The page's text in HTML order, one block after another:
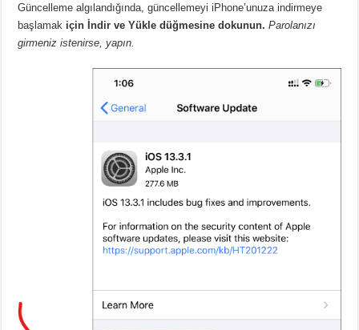
Güncelleme algılandığında, güncellemeyi iPhone’unuza indirmeye
başlamak için İndir ve Yükle düğmesine dokunun. Parolanızı
girmeniz istenirse, yapın.